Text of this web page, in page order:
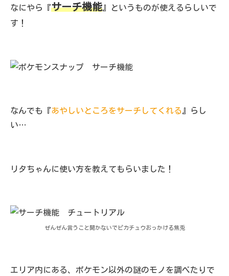
なにやら『サーチ機能 』というものが使えるらしいで
す！
なんでも『あやしいところをサーチしてくれる 』らし
い…
リタちゃんに使い方を教えてもらいました！
ぜんぜん言うこと聞かないでピカチュウおっかける焦兎
エリア内にある、ポケモン以外の謎のモノを調べたりで